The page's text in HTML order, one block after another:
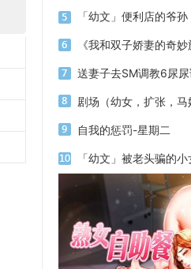
「幼文」便利店的爷孙
《我和双子娇妻的奇
送妻子去SM调教6尿
剧场（幼女，扩张，马
自我的惩罚-星期二
「幼文」被老头骗的